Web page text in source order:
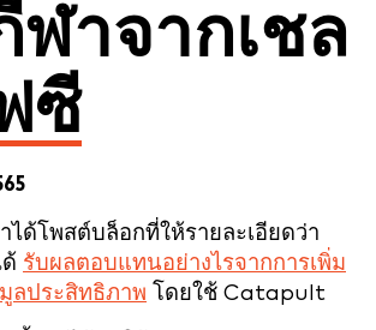
ฬาจากเชล
ซี
ได้โพสต์บล็อกที่ให้รายละเอียดว่า
รับผลตอบแทนอย่างไรจากการเพิ่ม
ลประสิทธิภาพ โดยใช้ Catapult